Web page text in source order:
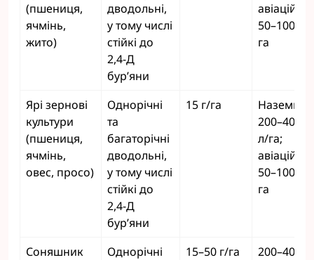
(пшениця,
ячмінь,
жито)
дводольні,
у тому числі
стійкі до
2,4-Д
бур’яни
авіаційне:
50–100 л/
га
Ярі зернові
культури
(пшениця,
ячмінь,
овес, просо)
Однорічні
та
багаторічні
дводольні,
у тому числі
стійкі до
2,4-Д
бур’яни
15 г/га
Наземне:
200–400
л/га;
авіаційне:
50–100 л/
га
Соняшник
Однорічні
15–50 г/га
200–400